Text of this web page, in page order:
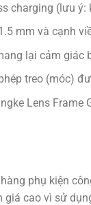
charging (lưu
mm và cạnh
lại cảm giác
treo (móc)
Lens
phụ kiện
cao vì sử